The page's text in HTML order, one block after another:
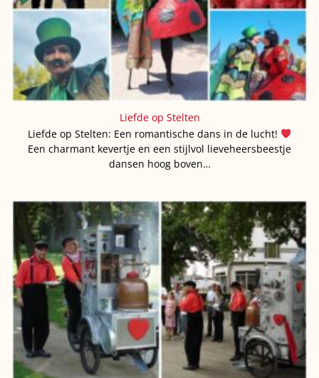
Liefde op Stelten
Liefde op Stelten: Een romantische dans in de lucht!
Een charmant kevertje en een stijlvol lieveheersbeestje
dansen hoog boven…